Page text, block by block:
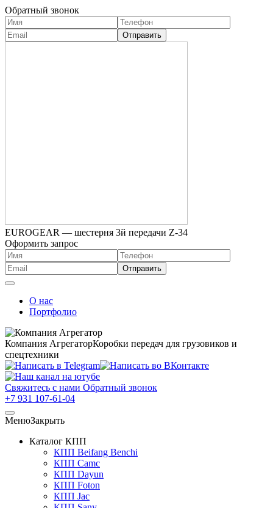
Обратный звонок
EUROGEAR — шестерня 3й передачи Z-34
Оформить запрос
О нас
Портфолио
Компания АгрегаторКоробки передач для грузовиков и
спецтехники
Свяжитесь с нами Обратный звонок
+7 931 107-61-04
МенюЗакрыть
Каталог КПП
КПП Beifang Benchi
КПП Camc
КПП Dayun
КПП Foton
КПП Jac